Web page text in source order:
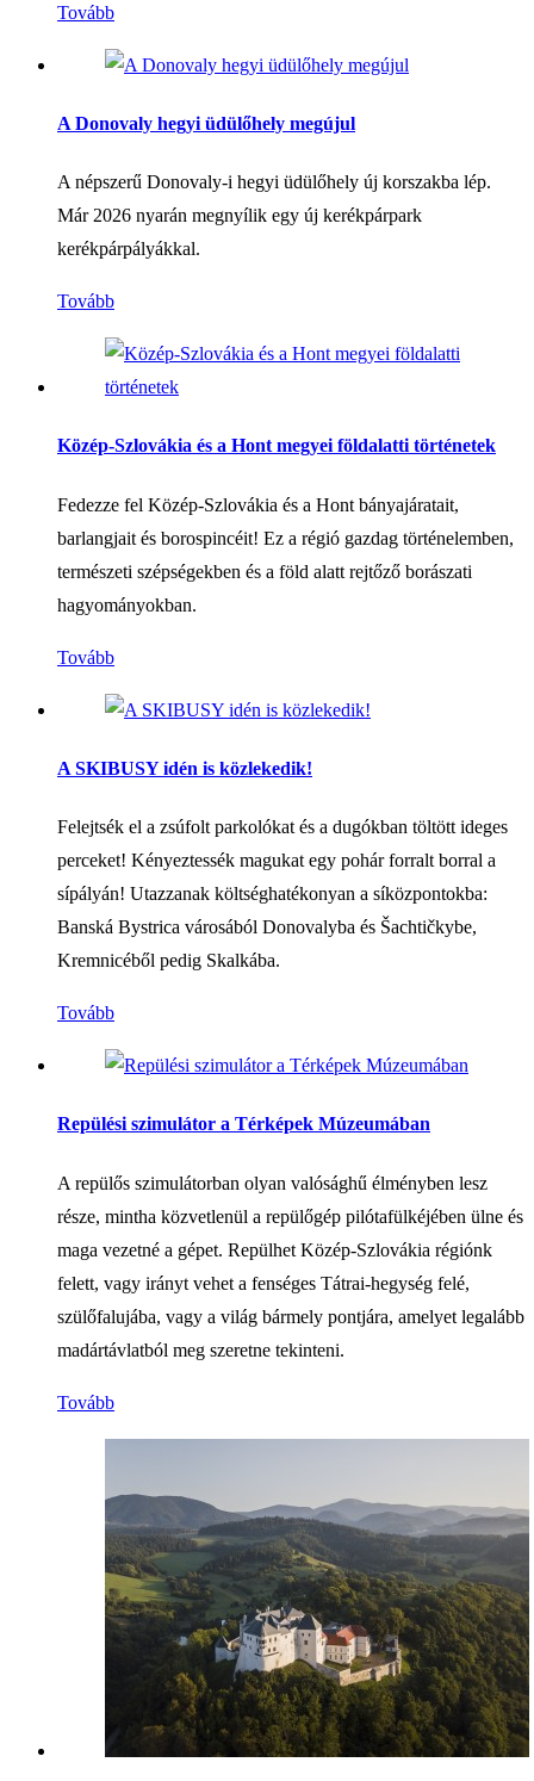
Tovább
A Donovaly hegyi üdülőhely megújul
A népszerű Donovaly-i hegyi üdülőhely új korszakba lép.
Már 2026 nyarán megnyílik egy új kerékpárpark
kerékpárpályákkal.
Tovább
Közép-Szlovákia és a Hont megyei földalatti történetek
Fedezze fel Közép-Szlovákia és a Hont bányajáratait,
barlangjait és borospincéit! Ez a régió gazdag történelemben,
természeti szépségekben és a föld alatt rejtőző borászati
hagyományokban.
Tovább
A SKIBUSY idén is közlekedik!
Felejtsék el a zsúfolt parkolókat és a dugókban töltött ideges
perceket! Kényeztessék magukat egy pohár forralt borral a
sípályán! Utazzanak költséghatékonyan a síközpontokba:
Banská Bystrica városából Donovalyba és Šachtičkybe,
Kremnicéből pedig Skalkába.
Tovább
Repülési szimulátor a Térképek Múzeumában
A repülős szimulátorban olyan valósághű élményben lesz
része, mintha közvetlenül a repülőgép pilótafülkéjében ülne és
maga vezetné a gépet. Repülhet Közép-Szlovákia régiónk
felett, vagy irányt vehet a fenséges Tátrai-hegység felé,
szülőfalujába, vagy a világ bármely pontjára, amelyet legalább
madártávlatból meg szeretne tekinteni.
Tovább